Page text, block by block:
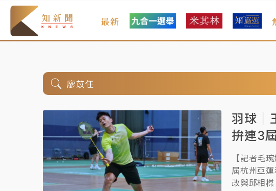
最新
廖苡任
羽球｜
拚連3
【記者毛
屆杭州亞
改與邱相